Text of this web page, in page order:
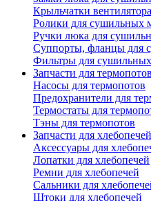
Крыльчатки
Ролики для сушильных
Ручки люка для
Суппорты, фланцы для
Фильтры для
Запчасти для термопотов
Насосы для термопотов
Предохранители для
Термостаты для
Тэны для термопотов
Запчасти для хлебопечей
Аксессуары для
Лопатки для хлебопечей
Ремни для хлебопечей
Сальники для
Штоки для хлебопечей